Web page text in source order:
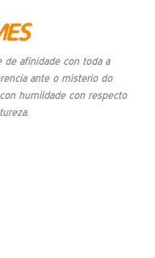
afinidade con toda a
ante o misterio do
humildade con respecto